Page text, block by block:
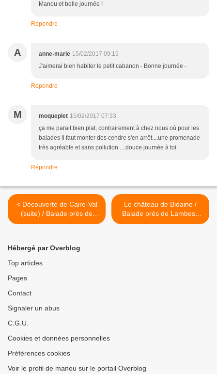
Manou et belle journée !
Répondre
A anne-marie 15/02/2017 09:15
J'aimerai bien habiter le petit cabanon - Bonne journée -
Répondre
M moqueplet 15/02/2017 07:33
ça me parait bien plat, contrairement à chez nous où pour les
balades il faut monter des cendre s'en arrêt....une promenade
très agréable et sans pollution.....douce journée à toi
Répondre
< Découverte de Caire-Val
(suite) / Balade près de
Rognes (dans le 13)
Le château de Bidaine /
Balade près de Lambesc
(dans le 13) >
Hébergé par Overblog
Top articles
Pages
Contact
Signaler un abus
C.G.U.
Cookies et données personnelles
Préférences cookies
Voir le profil de manou sur le portail Overblog